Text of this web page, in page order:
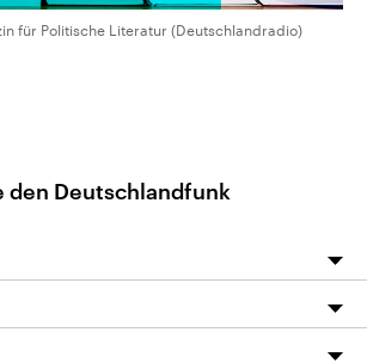
für Politische Literatur (Deutschlandradio)
den Deutschlandfunk